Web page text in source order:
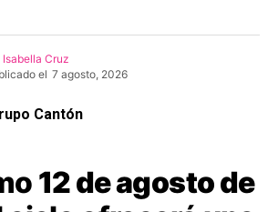
Isabella Cruz
el 7 agosto, 2026
Cantón
12 de agosto de